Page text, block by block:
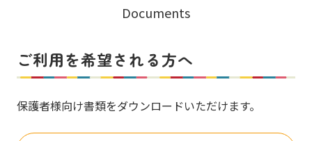
Documents
ご利用を希望される方へ
保護者様向け書類をダウンロードいただけます。